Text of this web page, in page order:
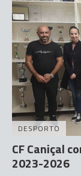
DESPORTO
CF Caniçal
2023-2026